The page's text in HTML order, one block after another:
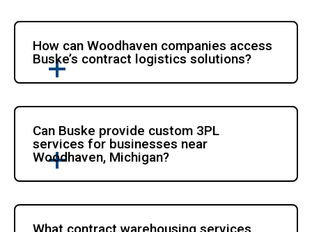
How can Woodhaven companies access
Buske’s contract logistics solutions?
Can Buske provide custom 3PL
services for businesses near
Woodhaven, Michigan?
What contract warehousing services